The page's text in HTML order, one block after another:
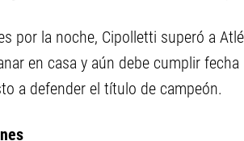
por la noche, Cipolletti superó a
en casa y aún debe cumplir
a defender el título de campeón.